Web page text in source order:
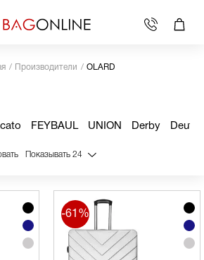
Производители OLARD
FEYBAUL UNION Derby Deuter
Показывать 24
-61%